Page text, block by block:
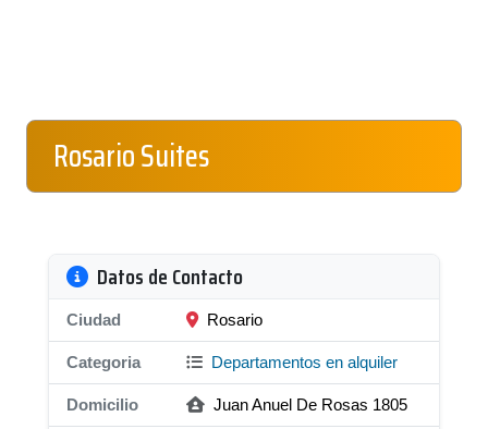
Rosario Suites
Datos de Contacto
Ciudad Rosario
Categoria Departamentos en alquiler
Domicilio Juan Anuel De Rosas 1805